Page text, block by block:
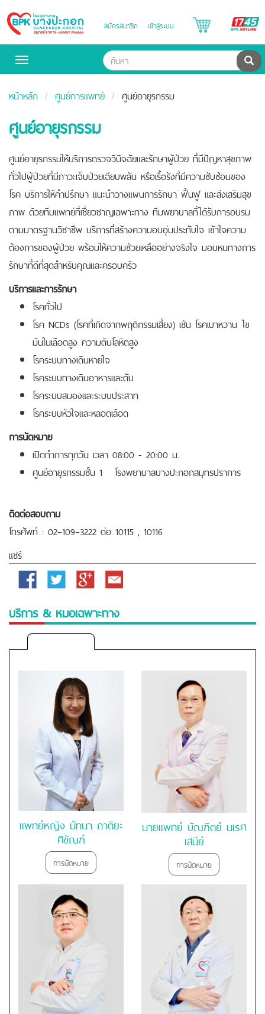
Bangpakok
Hospital
สมัครสมาชิก เข้าสู่ระบบ
Toggle
ค้น
หน้าหลัก ศูนย์การแพทย์ ศูนย์อายุรกรรม
ศูนย์อายุรกรรม
ศูนย์อายุรกรรมให้บริการตรวจวินิจฉัยและรักษาผู้ป่วย ที่มีปัญหาสุขภาพ
ทั่วไปผู้ป่วยที่มีภาวะเจ็บป่วยเฉียบพลัน หรือเรื้อรังที่มีความซับซ้อนของ
โรค บริการให้คำปรึกษา แนะนำวางแผนการรักษา ฟื้นฟู และส่งเสริมสุข
ภาพ ด้วยทีมแพทย์ที่เชี่ยวชาญเฉพาะทาง ทีมพยาบาลที่ได้รับการอบรม
ตามมาตรฐานวิชาชีพ บริการที่สร้างความอบอุ่นประทับใจ เข้าใจความ
ต้องการของผู้ป่วย พร้อมให้ความช่วยเหลืออย่างจริงใจ มอบหนทางการ
รักษาที่ดีที่สุดสำหรับคุณและครอบครัว
บริการและการรักษา
โรคทั่วไป
โรค NCDs (โรคที่เกิดจากพฤติกรรมเสี่ยง) เช่น โรคเบาหวาน ไข
มันในเลือดสูง ความดันโลหิตสูง
โรคระบบทางเดินหายใจ
โรคระบบทางเดินอาหารและตับ
โรคระบบสมองและระบบประสาท
โรคระบบหัวใจและหลอดเลือด
การนัดหมาย
เปิดทำการทุกวัน เวลา 08:00 - 20:00 น.
ศูนย์อายุรกรรมชั้น 1 โรงพยาบาลบางปะกอกสมุทรปราการ
ติดต่อสอบถาม
โทรศัพท์ : 02–109–3222 ต่อ 10115 , 10116
แชร์
Facebook Twitter
Google
Email
บริการ & หมอเฉพาะทาง
โรง
ปะ
กอก
สมุทรปราการ
แพทย์หญิง มัทนา ภาติยะ
ศิขัณฑ์
การนัดหมาย
นายแพทย์ บัณฑิตย์ นเรศ
เสนีย์
การนัดหมาย